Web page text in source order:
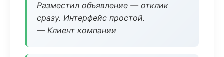
Разместил объявление — отклик
сразу. Интерфейс простой.
— Клиент компании